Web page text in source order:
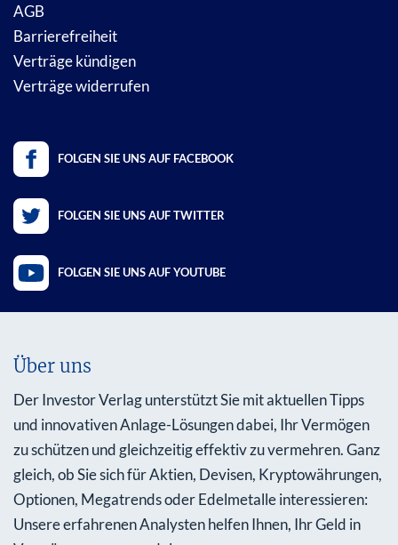
AGB
Barrierefreiheit
Verträge kündigen
Verträge widerrufen
FOLGEN SIE UNS AUF FACEBOOK
FOLGEN SIE UNS AUF TWITTER
FOLGEN SIE UNS AUF YOUTUBE
Über uns
Der Investor Verlag unterstützt Sie mit aktuellen Tipps
und innovativen Anlage-Lösungen dabei, Ihr Vermögen
zu schützen und gleichzeitig effektiv zu vermehren. Ganz
gleich, ob Sie sich für Aktien, Devisen, Kryptowährungen,
Optionen, Megatrends oder Edelmetalle interessieren:
Unsere erfahrenen Analysten helfen Ihnen, Ihr Geld in